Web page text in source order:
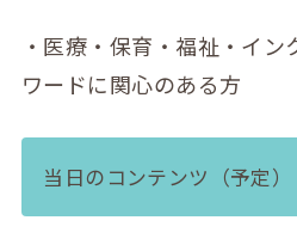
・医療・保育・福祉・イ
ワードに関心のある方
当日のコンテンツ（予定）